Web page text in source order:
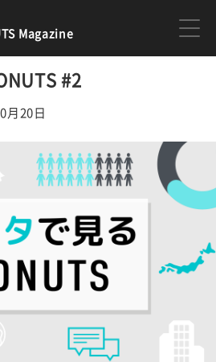
Magazine
ジョブカン
の採用情報はこちら
#2
月20日